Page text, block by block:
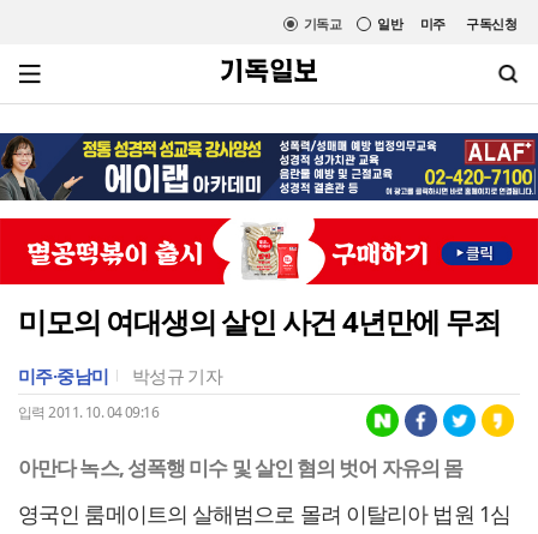
미주 구독신청
일반
기독교
미모의 여대생의 살인 사건 4년만에 무죄
미주·중남미 박성규 기자
입력 2011. 10. 04 09:16
아만다 녹스, 성폭행 미수 및 살인 혐의 벗어 자유의 몸
영국인 룸메이트의 살해범으로 몰려 이탈리아 법원 1심